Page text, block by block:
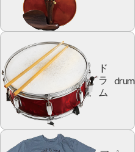
ド
ラ
ム
drum